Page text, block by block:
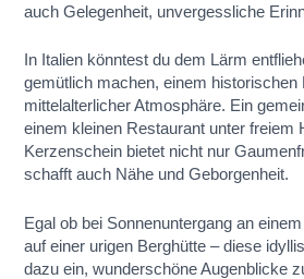
auch Gelegenheit, unvergessliche
In Italien könntest du dem Lärm
gemütlich machen, einem historischen
mittelalterlicher Atmosphäre. Ein
einem kleinen Restaurant unter freiem
Kerzenschein bietet nicht nur
schafft auch Nähe und Geborgenheit.
Egal ob bei Sonnenuntergang an
auf einer urigen Berghütte – diese
dazu ein, wunderschöne Augenblicke